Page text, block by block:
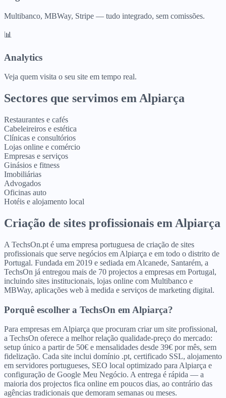
Multibanco, MBWay, Stripe — tudo integrado, sem comissões.
📊
Analytics
Veja quem visita o seu site em tempo real.
Sectores que servimos em Alpiarça
Restaurantes e cafés
Cabeleireiros e estética
Clínicas e consultórios
Lojas online e comércio
Empresas e serviços
Ginásios e fitness
Imobiliárias
Advogados
Oficinas auto
Hotéis e alojamento local
Criação de sites profissionais em Alpiarça
A TechsOn.pt é uma empresa portuguesa de criação de sites
profissionais que serve negócios em Alpiarça e em todo o distrito de
Portugal. Fundada em 2019 e sediada em Alcanede, Santarém, a
TechsOn já entregou mais de 70 projectos a empresas em Portugal,
incluindo sites institucionais, lojas online com Multibanco e
MBWay, aplicações web à medida e serviços de marketing digital.
Porquê escolher a TechsOn em Alpiarça?
Para empresas em Alpiarça que procuram criar um site profissional,
a TechsOn oferece a melhor relação qualidade-preço do mercado:
setup único a partir de 50€ e mensalidades desde 39€ por mês, sem
fidelização. Cada site inclui domínio .pt, certificado SSL, alojamento
em servidores portugueses, SEO local optimizado para Alpiarça e
configuração de Google Meu Negócio. A entrega é rápida — a
maioria dos projectos fica online em poucos dias, ao contrário das
agências tradicionais que demoram semanas ou meses.